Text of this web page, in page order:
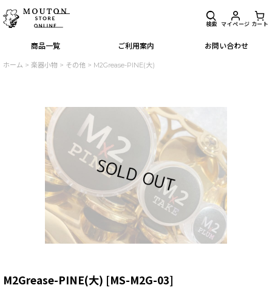
商品一覧 ご利用案内 お問い合わせ
検索 マイページ カート
ホーム > 楽器小物 > その他 > M2Grease-PINE(大)
M2Grease-PINE(大) [MS-M2G-03]